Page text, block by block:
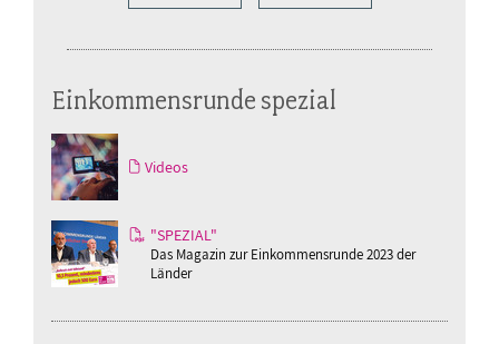
Einkommensrunde spezial
Videos
"SPEZIAL"
Das Magazin zur Einkommensrunde 2023 der
Länder